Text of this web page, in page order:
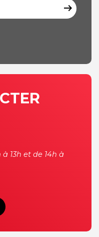
arrow_right_alt
13h et de 14h à